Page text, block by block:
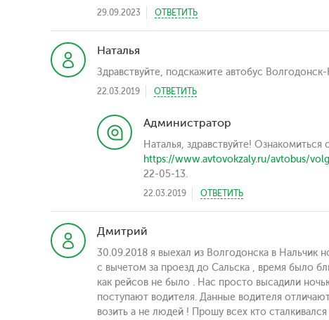
29.09.2023 ОТВЕТИТЬ
Наталья
Здравствуйте, подскажите автобус
22.03.2019 ОТВЕТИТЬ
Администратор
Наталья, здравствуйте!
https://www.avtovokzaly.ru/avtobus/
22-05-13.
22.03.2019 ОТВЕТИТЬ
Дмитрий
30.09.2018 я выехал из Волгодонска в Нальчик
с вычетом за проезд до Сальска , время было
как рейсов не было . Нас просто высадили
поступают водителя. Данные водителя
возить а не людей ! Прошу всех кто